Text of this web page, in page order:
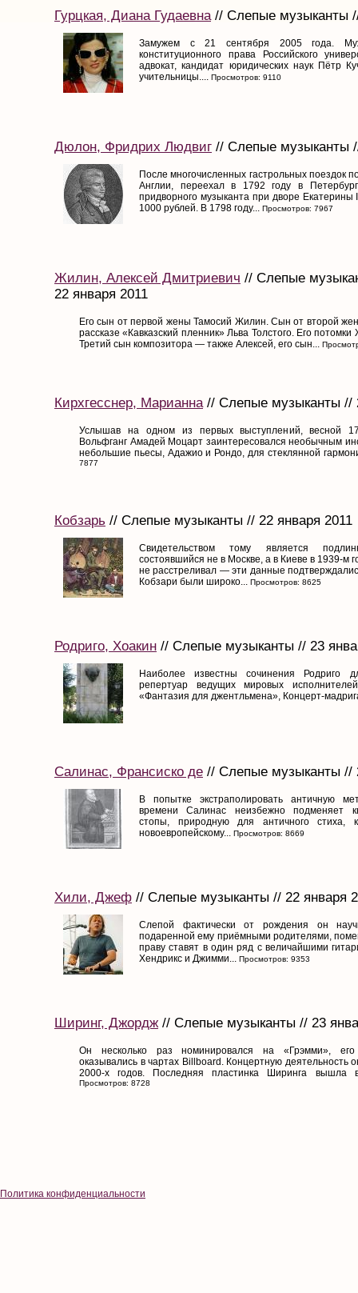
Гурцкая, Диана Гудаевна// Слепые музыканты
Замужем с 21 сентября 2005 года.
конституционного права Российского
адвокат, кандидат юридических наук Пётр
учительницы.... Просмотров: 9110
Дюлон, Фридрих Людвиг // Слепые музыканты
После многочисленных гастрольных поездок
Англии, переехал в 1792 году в
придворного музыканта при дворе
1000 рублей. В 1798 году... Просмотров: 7967
Жилин, Алексей Дмитриевич // Слепые
22 января 2011
Его сын от первой жены Тамосий Жилин. Сын от второй
рассказе «Кавказский пленник» Льва Толстого. Его
Третий сын композитора — также Алексей, его сын...
Кирхгесснер, Марианна// Слепые музыканты //
Услышав на одном из первых выступлений, весной
Вольфганг Амадей Моцарт заинтересовался необычным
небольшие пьесы, Адажио и Рондо, для стеклянной
7877
Кобзарь // Слепые музыканты // 22 января 2011
Свидетельством тому является
состоявшийся не в Москве, а в Киеве в 1939-м
не расстреливал — эти данные
Кобзари были широко... Просмотров: 8625
Родриго, Хоакин // Слепые музыканты // 23
Наиболее известны сочинения Родриго
репертуар ведущих мировых
«Фантазия для джентльмена», Концерт-
Салинас, Франсиско де // Слепые музыканты //
В попытке экстраполировать античную
времени Салинас неизбежно подменяет
стопы, природную для античного стиха,
новоевропейскому... Просмотров: 8669
Хили, Джеф // Слепые музыканты // 22 января
Слепой фактически от рождения он
подаренной ему приёмными родителями,
праву ставят в один ряд с величайшими
Хендрикс и Джимми... Просмотров: 9353
Ширинг, Джордж // Слепые музыканты // 23
Он несколько раз номинировался на «Грэмми», его
оказывались в чартах Billboard. Концертную деятельность
2000-х годов. Последняя пластинка Ширинга вышла
Просмотров: 8728
Политика конфиденциальности